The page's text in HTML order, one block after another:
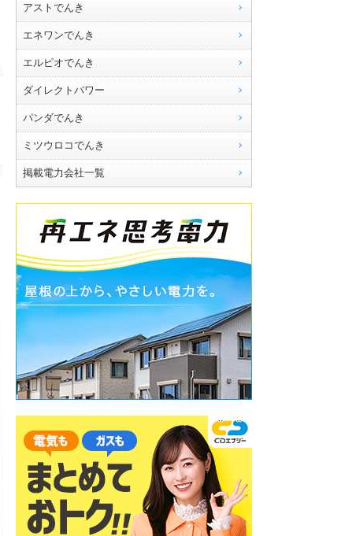
アストでんき
エネワンでんき
エルピオでんき
ダイレクトパワー
パンダでんき
ミツウロコでんき
掲載電力会社一覧